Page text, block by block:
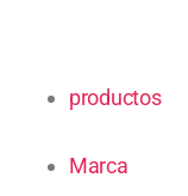
productos
Marca